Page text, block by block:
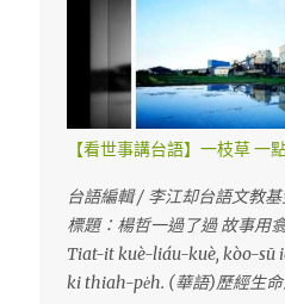
【看世事講台語】一枝草 一
台語編輯 / 李江却台語文教
標題：楊哲一過了過 故事用
Tiat-it kuè-liáu-kuè, kòo-sū
ki thiah-pe̍h. (華語)歷經生命